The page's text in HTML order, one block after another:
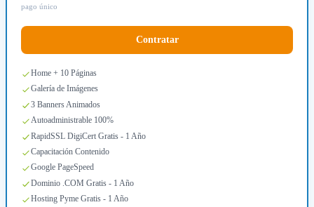
pago único
Contratar
Home + 10 Páginas
Galería de Imágenes
3 Banners Animados
Autoadministrable 100%
RapidSSL DigiCert Gratis - 1 Año
Capacitación Contenido
Google PageSpeed
Dominio .COM Gratis - 1 Año
Hosting Pyme Gratis - 1 Año